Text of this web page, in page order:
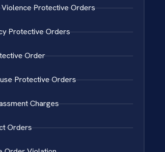
Protective Orders
Protective Orders
Order
Protective Orders
Charges
Orders